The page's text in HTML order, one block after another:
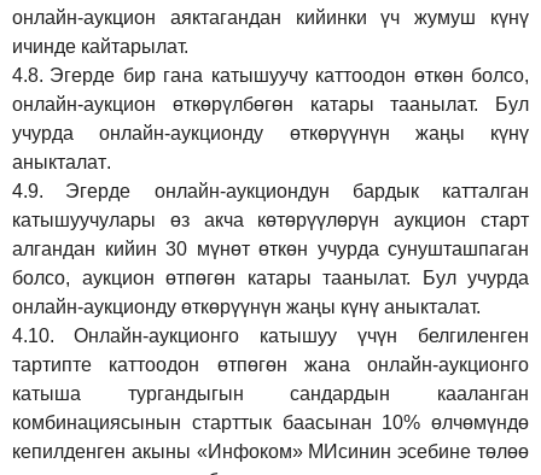
онлайн-аукцион аяктагандан кийинки үч жумуш күнү
ичинде кайтарылат.
4.8. Эгерде бир гана катышуучу каттоодон өткөн болсо,
онлайн-аукцион өткөрүлбөгөн катары таанылат.
Бул
учурда онлайн-аукционду өткөрүүнүн жаңы күнү
аныкталат.
4.9.
Эгерде онлайн-аукциондун бардык катталган
катышуучулары өз акча көтөрүүлөрүн аукцион старт
алгандан кийин 30 мүнөт өткөн учурда сунушташпаган
болсо, аукцион өтпөгөн катары таанылат. Бул учурда
онлайн-аукционду өткөрүүнүн жаңы күнү аныкталат.
4.10.
Онлайн-аукционго катышуу үчүн белгиленген
тартипте каттоодон өтпөгөн жана онлайн-аукционго
катыша тургандыгын сандардын кааланган
комбинациясынын старттык баасынан 10% өлчөмүндө
кепилденген акыны «Инфоком» МИсинин эсебине төлөө